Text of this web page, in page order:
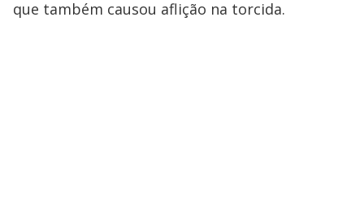
que também causou aflição na torcida.